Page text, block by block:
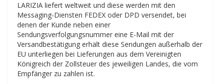
LARIZIA liefert weltweit und diese werden mit den
Messaging-Diensten FEDEX oder DPD versendet, bei
denen der Kunde neben einer
Sendungsverfolgungsnummer eine E-Mail mit der
Versandbestätigung erhält diese Sendungen außerhalb der
EU unterliegen bei Lieferungen aus dem Vereinigten
Königreich der Zollsteuer des jeweiligen Landes, die vom
Empfänger zu zahlen ist.